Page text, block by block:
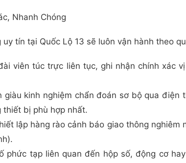
Nhanh Chóng
tín tại Quốc Lộ 13 sẽ luôn vận hành theo
viên túc trực liên tục, ghi nhận chính xác
kinh nghiệm chẩn đoán sơ bộ qua
bị phù hợp nhất.
lập hàng rào cảnh báo giao thông
tạp liên quan đến hộp số, động cơ